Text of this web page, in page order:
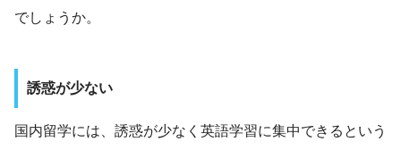
でしょうか。
誘惑が少ない
国内留学には、誘惑が少なく英語学習に集中できるという